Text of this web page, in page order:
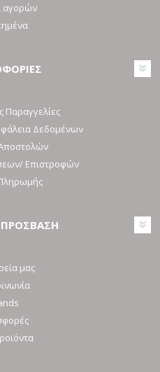
αγορών
Παραγγελίες
Δεδομένων
Επιστροφών
μας